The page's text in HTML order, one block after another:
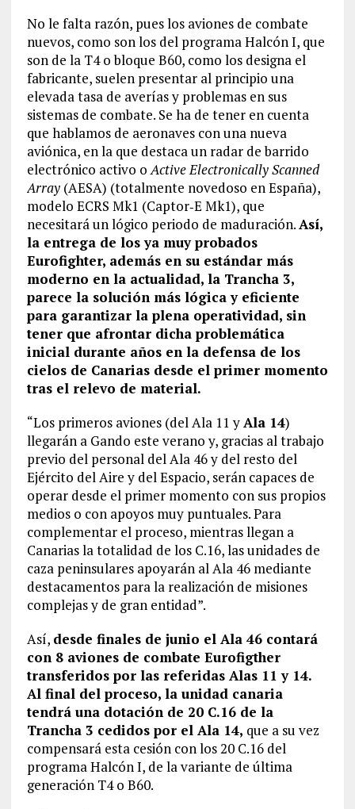
No le falta razón, pues los aviones de combate
nuevos, como son los del programa Halcón I, que
son de la T4 o bloque B60, como los designa el
fabricante, suelen presentar al principio una
elevada tasa de averías y problemas en sus
sistemas de combate. Se ha de tener en cuenta
que hablamos de aeronaves con una nueva
aviónica, en la que destaca un radar de barrido
electrónico activo oActive Electronically Scanned
Array(AESA) (totalmente novedoso en España),
modelo ECRS Mk1 (Captor‑E Mk1), que
necesitará un lógico periodo de maduración.Así,
la entrega de los ya muy probados
Eurofighter, además en su estándar más
moderno en la actualidad, la Trancha 3,
parece la solución más lógica y eficiente
para garantizar la plena operatividad, sin
tener que afrontar dicha problemática
inicial durante años en la defensa de los
cielos de Canarias desde el primer momento
tras el relevo de material.
“Los primeros aviones (del Ala 11 yAla 14)
llegarán a Gando este verano y, gracias al trabajo
previo del personal del Ala 46 y del resto del
Ejército del Aire y del Espacio, serán capaces de
operar desde el primer momento con sus propios
medios o con apoyos muy puntuales. Para
complementar el proceso, mientras llegan a
Canarias la totalidad de los C.16, las unidades de
caza peninsulares apoyarán al Ala 46 mediante
destacamentos para la realización de misiones
complejas y de gran entidad”.
Así, desde finales de junio el Ala 46 contará
con 8 aviones de combate Eurofigther
transferidos por las referidas Alas 11 y 14.
Al final del proceso, la unidad canaria
tendrá una dotación de 20 C.16 de la
Trancha 3 cedidos por el Ala 14, que a su vez
compensará esta cesión con los 20 C.16 del
programa Halcón I, de la variante de última
generación T4 o B60.